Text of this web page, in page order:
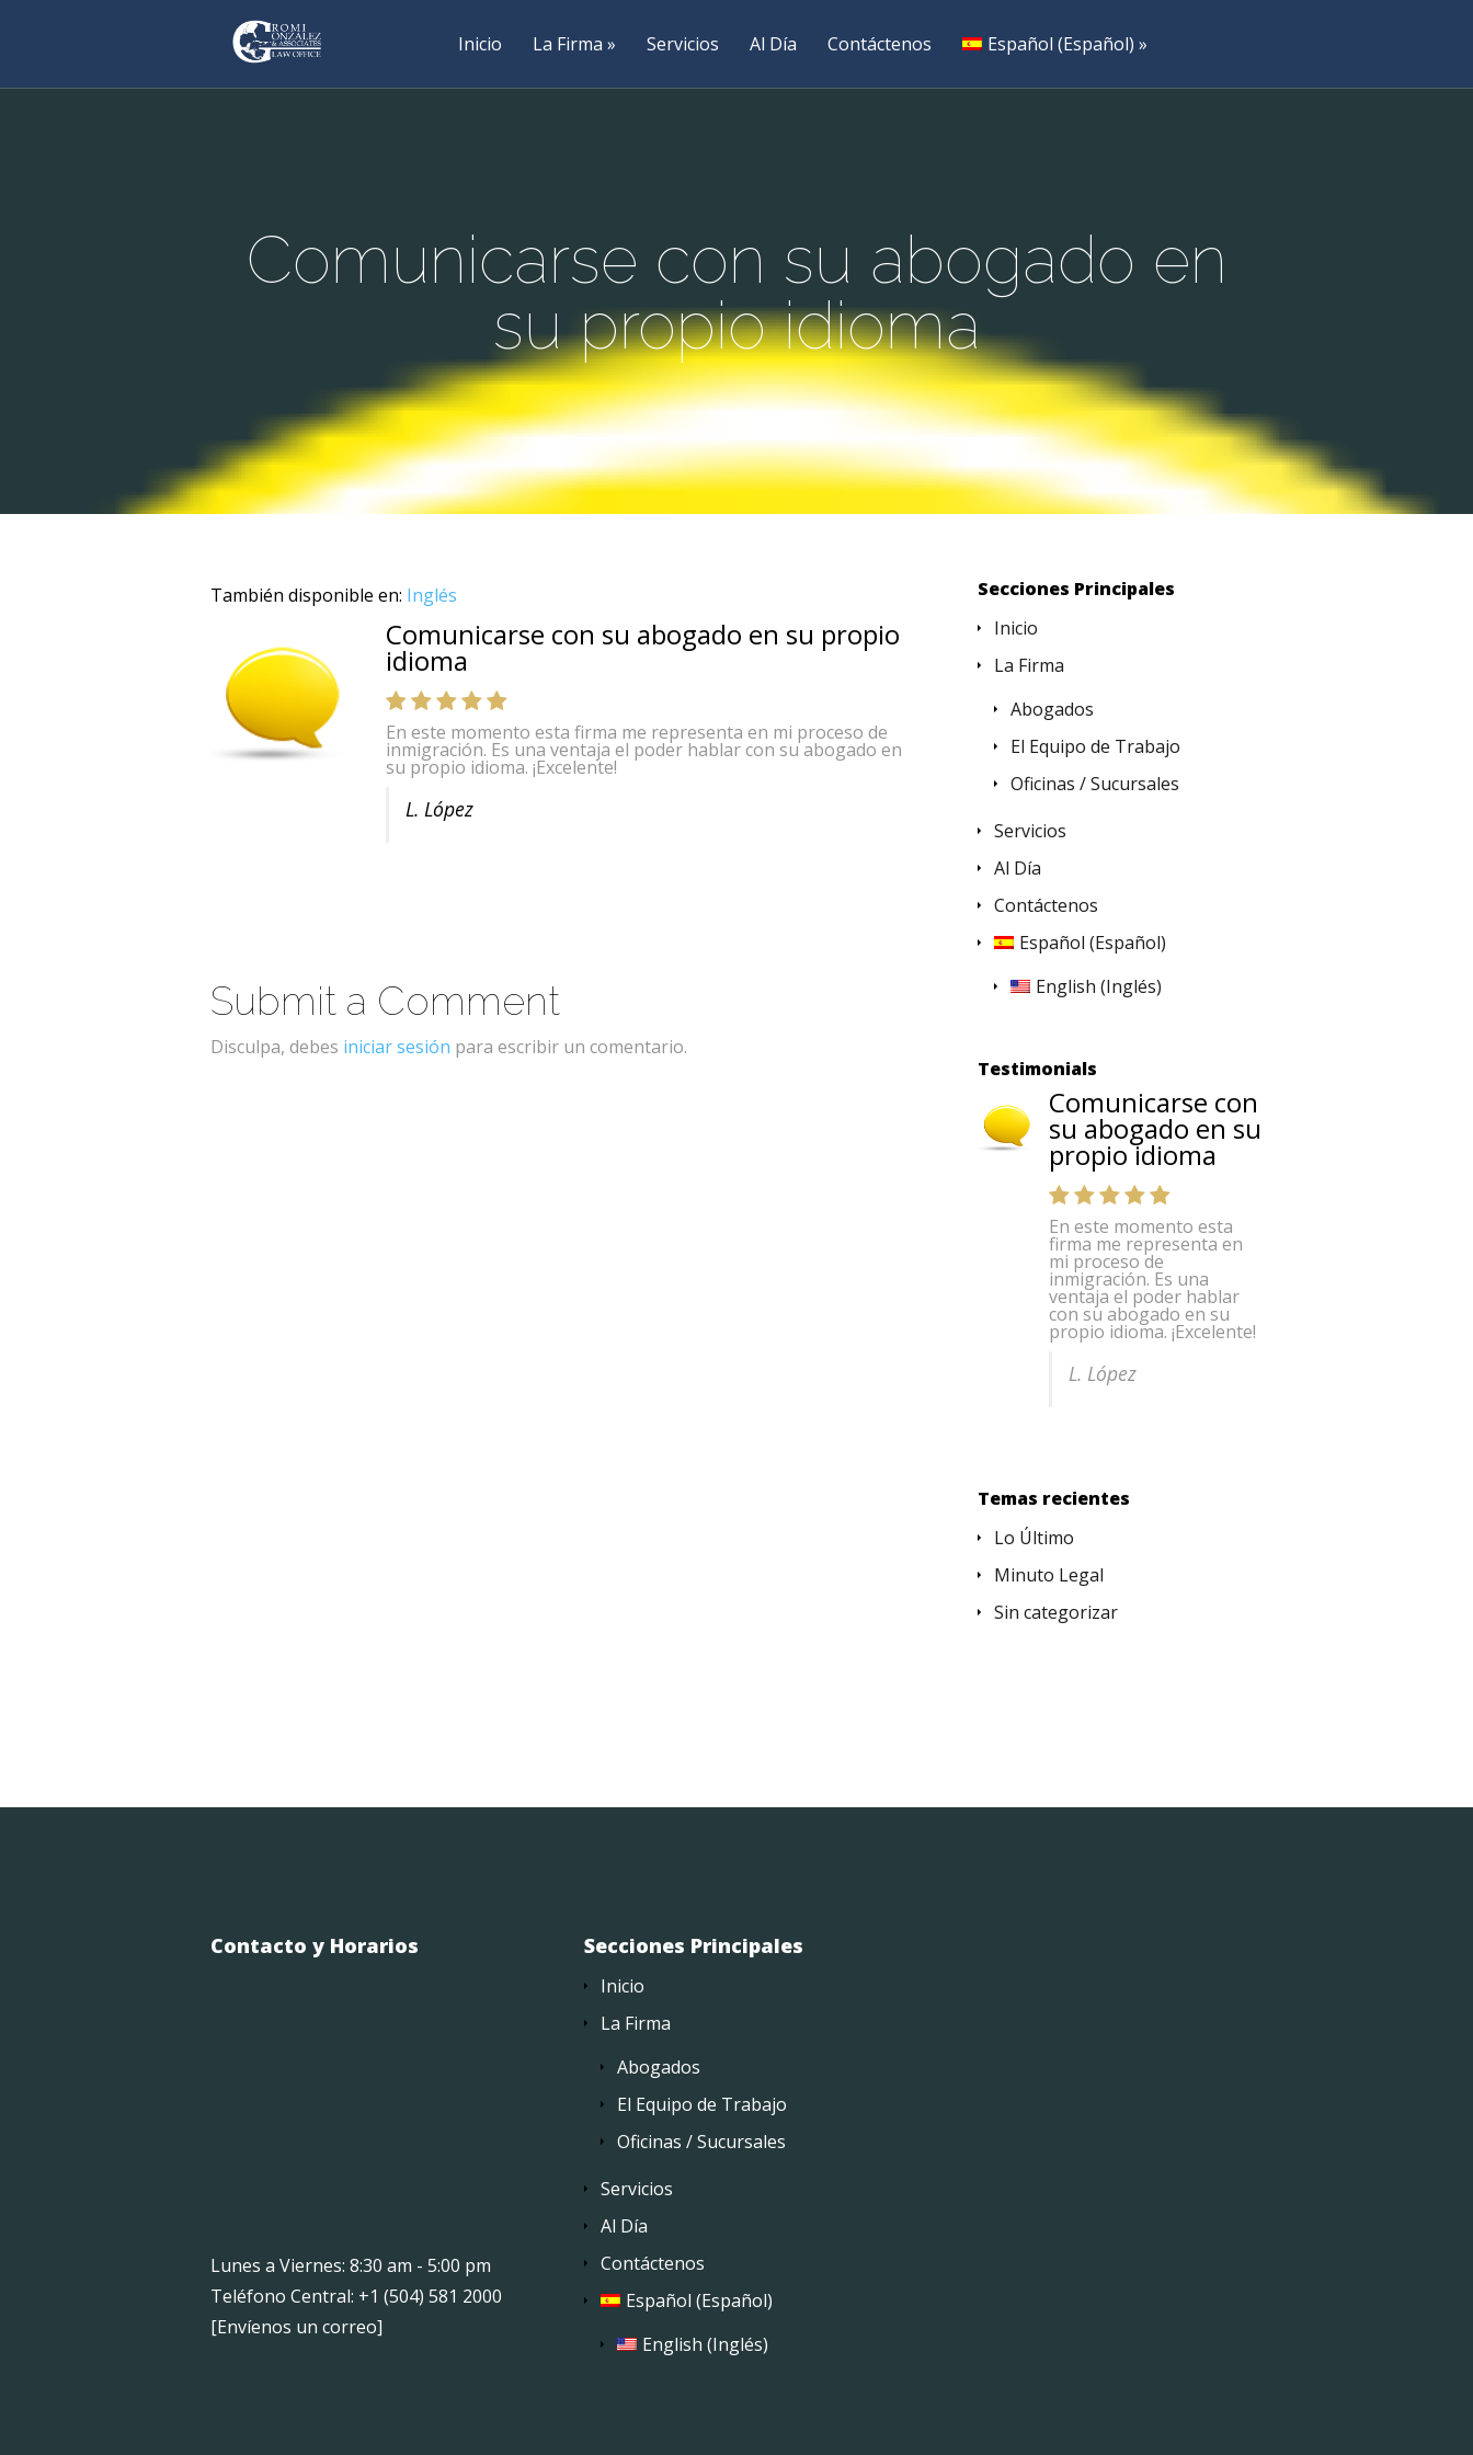
Inicio La Firma Servicios Al Día Contáctenos Español (Español)
Comunicarse con su abogado en
su propio idioma
También disponible en: Inglés
Comunicarse con su abogado en su propio
idioma
En este momento esta firma me representa en mi proceso de
inmigración. Es una ventaja el poder hablar con su abogado en
su propio idioma. ¡Excelente!
L. López
Submit a Comment
Disculpa, debes iniciar sesión para escribir un comentario.
Secciones Principales
Inicio
La Firma
Abogados
El Equipo de Trabajo
Oficinas / Sucursales
Servicios
Al Día
Contáctenos
Español (Español)
English (Inglés)
Testimonials
Comunicarse con
su abogado en su
propio idioma
En este momento esta
firma me representa en
mi proceso de
inmigración. Es una
ventaja el poder hablar
con su abogado en su
propio idioma. ¡Excelente!
L. López
Temas recientes
Lo Último
Minuto Legal
Sin categorizar
Contacto y Horarios
Lunes a Viernes: 8:30 am - 5:00 pm
Teléfono Central: +1 (504) 581 2000
[Envíenos un correo]
Secciones Principales
Inicio
La Firma
Abogados
El Equipo de Trabajo
Oficinas / Sucursales
Servicios
Al Día
Contáctenos
Español (Español)
English (Inglés)